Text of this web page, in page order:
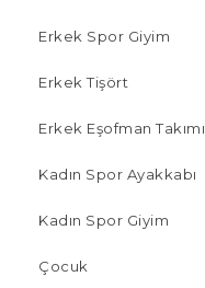
Erkek Spor Giyim
Erkek Tişört
Erkek Eşofman Takımı
Kadın Spor Ayakkabı
Kadın Spor Giyim
Çocuk